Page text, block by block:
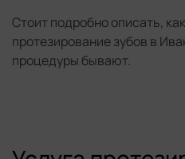
Стоит подробно описать,
протезирование зубов в
процедуры бывают.